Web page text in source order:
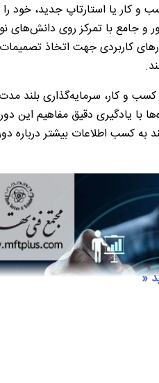
و‌ کار یا استارتاپ جدید، خود
جامع با تمرکز روی دانش‌های
کاربردی جهت اتخاذ
کسب و کار، سرمایه‌گذاری بلند
با یادگیری دقیق مفاهیم این
کسب اطلاعات بیشتر درباره